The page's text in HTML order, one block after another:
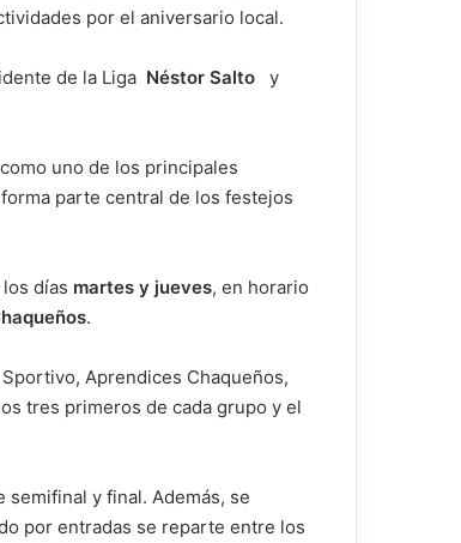
por el aniversario local.
de la Liga Néstor Salto y
uno de los principales
parte central de los festejos
días martes y jueves, en horario
.
Aprendices Chaqueños,
tres primeros de cada grupo y el
semifinal y final. Además, se
por entradas se reparte entre los